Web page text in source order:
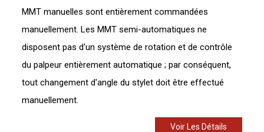
MMT manuelles sont entièrement commandées
manuellement. Les MMT semi-automatiques ne
disposent pas d'un système de rotation et de contrôle
du palpeur entièrement automatique ; par conséquent,
tout changement d'angle du stylet doit être effectué
manuellement.
Voir Les Détails